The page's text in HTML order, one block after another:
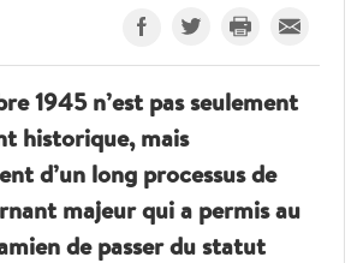
1945 n’est pas seulement
historique, mais
d’un long processus de
majeur qui a permis au
de passer du statut